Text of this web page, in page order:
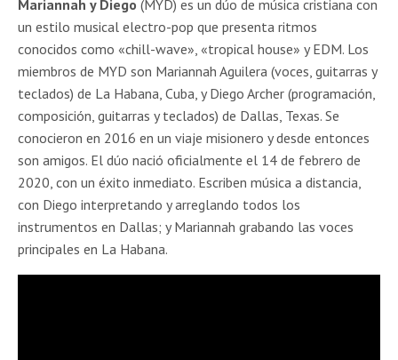
Mariannah y Diego (MYD) es un dúo de música cristiana con
un estilo musical electro-pop que presenta ritmos
conocidos como «chill-wave», «tropical house» y EDM. Los
miembros de MYD son Mariannah Aguilera (voces, guitarras y
teclados) de La Habana, Cuba, y Diego Archer (programación,
composición, guitarras y teclados) de Dallas, Texas. Se
conocieron en 2016 en un viaje misionero y desde entonces
son amigos. El dúo nació oficialmente el 14 de febrero de
2020, con un éxito inmediato. Escriben música a distancia,
con Diego interpretando y arreglando todos los
instrumentos en Dallas; y Mariannah grabando las voces
principales en La Habana.